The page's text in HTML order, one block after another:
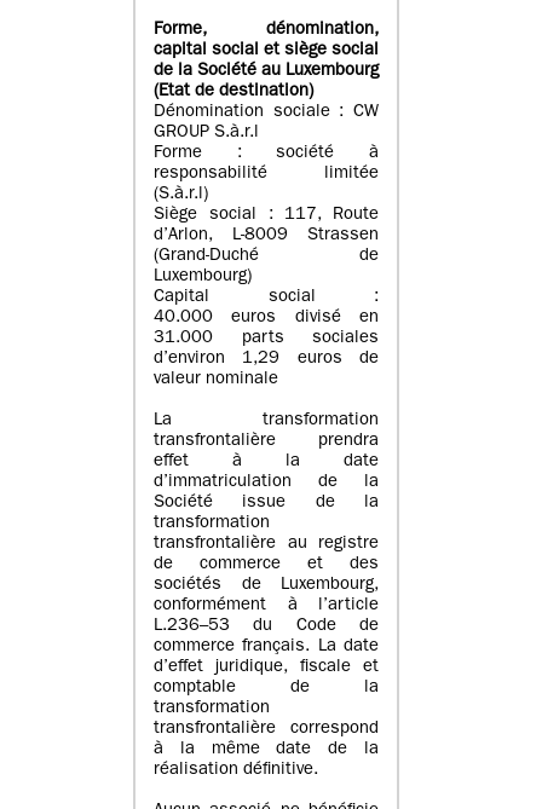
Forme, dénomination,
capital social et siège social
de la Société au Luxembourg
(Etat de destination)
Dénomination sociale : CW
GROUP S.à.r.l
Forme : société à
responsabilité limitée
(S.à.r.l)
Siège social : 117, Route
d’Arlon, L-8009 Strassen
(Grand-Duché de
Luxembourg)
Capital social :
40.000 euros divisé en
31.000 parts sociales
d’environ 1,29 euros de
valeur nominale
La transformation
transfrontalière prendra
effet à la date
d’immatriculation de la
Société issue de la
transformation
transfrontalière au registre
de commerce et des
sociétés de Luxembourg,
conformément à l’article
L.236–53 du Code de
commerce français. La date
d’effet juridique, fiscale et
comptable de la
transformation
transfrontalière correspond
à la même date de la
réalisation définitive.